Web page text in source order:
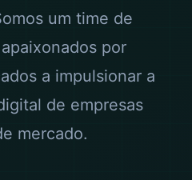
um time de
por
a impulsionar a
de empresas
mercado.